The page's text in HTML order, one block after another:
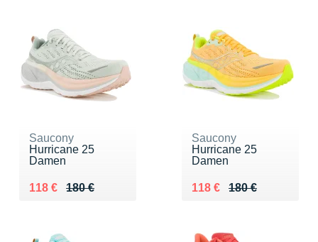
Saucony
Hurricane 25
Damen
180 €
Au lieu de 180 €
118 €
Vendu 118 €
Saucony
Hurricane 25
Damen
180 €
Au lieu de 180 €
118 €
Vendu 118 €